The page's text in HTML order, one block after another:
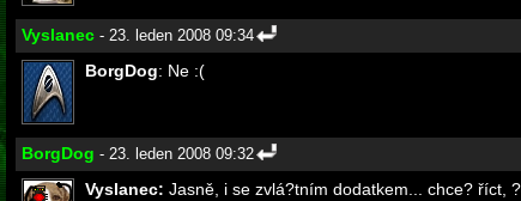
Vyslanec - 23. leden 2008 09:34
BorgDog: Ne :(
BorgDog - 23. leden 2008 09:32
Vyslanec: Jasně, i se zvlá?tním dodatkem... chce? říct,